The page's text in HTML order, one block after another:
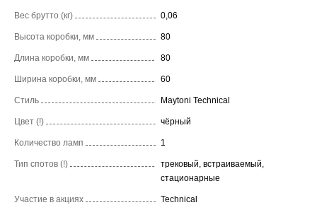
Вес брутто (кг) 0,06
Высота коробки, мм 80
Длина коробки, мм 80
Ширина коробки, мм 60
Стиль Maytoni Technical
Цвет (!) чёрный
Количество ламп 1
Тип спотов (!)
трековый, встраиваемый,
стационарные
Участие в акциях Technical